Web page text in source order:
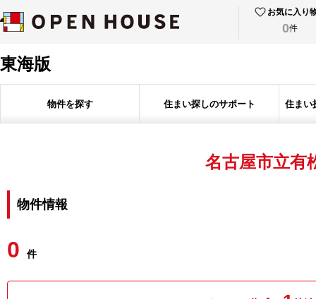
お気に入り
0件
東海版
物件を探す 住まい探しのサポート 住まい
名古屋市立有
物件情報
0 件